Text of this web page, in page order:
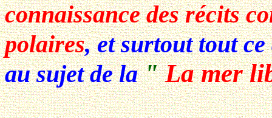
connaissance des récits
polaires, et surtout tout
au sujet de la"La mer